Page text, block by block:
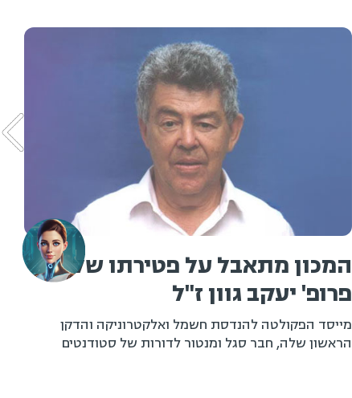
המכון מתאבל על פטירתו של
פרופ' יעקב גוון ז"ל
מייסד הפקולטה להנדסת חשמל ואלקטרוניקה והדקן
הראשון שלה, חבר סגל ומנטור לדורות של סטודנטים